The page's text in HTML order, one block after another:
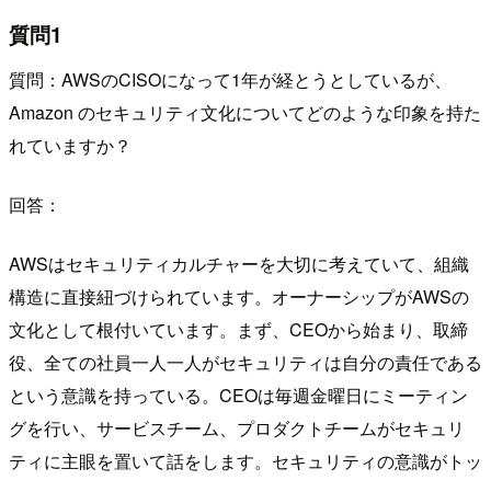
質問1
質問：AWSのCISOになって1年が経とうとしているが、
Amazon のセキュリティ文化についてどのような印象を持た
れていますか？
回答：
AWSはセキュリティカルチャーを大切に考えていて、組織
構造に直接紐づけられています。オーナーシップがAWSの
文化として根付いています。まず、CEOから始まり、取締
役、全ての社員一人一人がセキュリティは自分の責任である
という意識を持っている。CEOは毎週金曜日にミーティン
グを行い、サービスチーム、プロダクトチームがセキュリ
ティに主眼を置いて話をします。セキュリティの意識がトッ